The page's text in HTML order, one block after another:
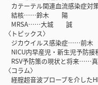
カテーテル関連血流感染症
結核……鈴木 陽
MRSA……大城 誠
〈トピックス〉
ジカウイルス感染症……前木
NICU内早産児・新生児予防
RSV予防策の現状と将来……
〈コラム〉
経腟超音波プローブを介し